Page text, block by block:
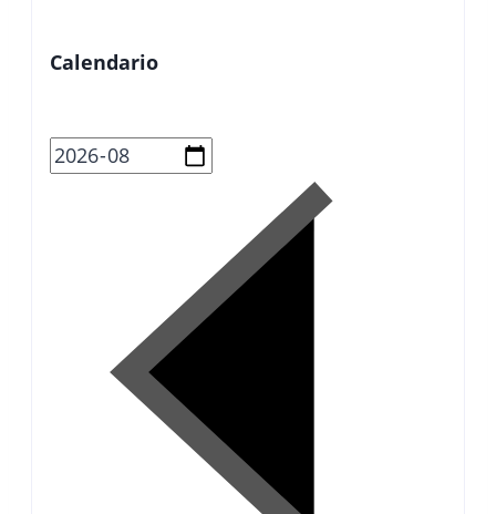
Calendario